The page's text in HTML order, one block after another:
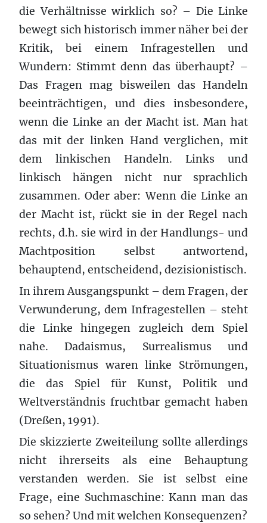
die Verhältnisse wirklich so? – Die Linke
bewegt sich historisch immer näher bei der
Kritik, bei einem Infragestellen und
Wundern: Stimmt denn das überhaupt? –
Das Fragen mag bisweilen das Handeln
beeinträchtigen, und dies insbesondere,
wenn die Linke an der Macht ist. Man hat
das mit der linken Hand verglichen, mit
dem linkischen Handeln. Links und
linkisch hängen nicht nur sprachlich
zusammen. Oder aber: Wenn die Linke an
der Macht ist, rückt sie in der Regel nach
rechts, d.h. sie wird in der Handlungs- und
Machtposition selbst antwortend,
behauptend, entscheidend, dezisionistisch.
In ihrem Ausgangspunkt – dem Fragen, der
Verwunderung, dem Infragestellen – steht
die Linke hingegen zugleich dem Spiel
nahe. Dadaismus, Surrealismus und
Situationismus waren linke Strömungen,
die das Spiel für Kunst, Politik und
Weltverständnis fruchtbar gemacht haben
(Dreßen, 1991).
Die skizzierte Zweiteilung sollte allerdings
nicht ihrerseits als eine Behauptung
verstanden werden. Sie ist selbst eine
Frage, eine Suchmaschine: Kann man das
so sehen? Und mit welchen Konsequenzen?